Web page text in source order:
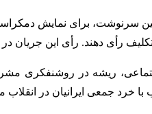
سرنوشت، برای نمایش
این جریان در مرحله دوم انتخابات
ریشه در روشنفکری
ملتی با اکثریت روستایی و بیسواد با مرجعیت روحانیت-